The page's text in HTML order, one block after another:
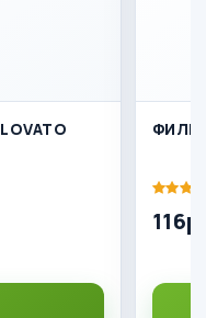
ФИЛЬТР ГАЗОВОГО КЛАПАНА LOVATO